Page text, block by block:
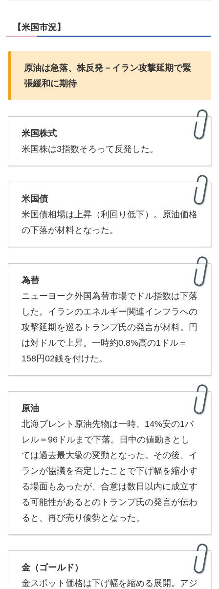
【米国市況】
原油は急落、株反発－イラン攻撃延期で緊
張緩和に期待
米国株式
米国株は3指数そろって反発した。
米国債
米国債相場は上昇（利回り低下）。原油価格
の下落が材料となった。
為替
ニューヨーク外国為替市場でドル指数は下落
した。イランのエネルギー関連インフラへの
攻撃延期を巡るトランプ氏の発言が材料。円
は対ドルで上昇。一時約0.8%高の1ドル＝
158円02銭を付けた。
原油
北海ブレント原油先物は一時、14%安の1バ
レル＝96ドルまで下落。日中の値動きとし
ては過去最大級の変動となった。その後、イ
ランが協議を否定したことで下げ幅を縮小す
る場面もあったが、合意は数日以内に成立す
る可能性があるとのトランプ氏の発言が伝わ
ると、再び売り優勢となった。
金（ゴールド）
金スポット価格は下げ幅を縮める展開。アジ